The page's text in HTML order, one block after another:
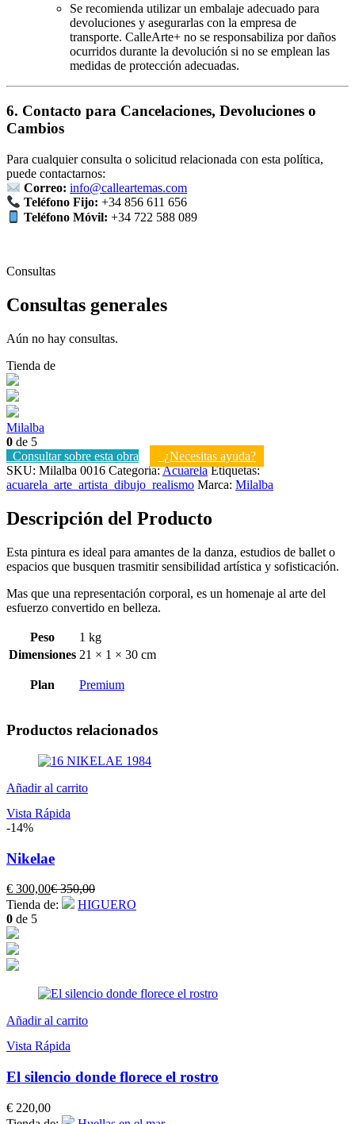
Se recomienda utilizar un embalaje adecuado para
devoluciones y asegurarlas con la empresa de
transporte. CalleArte+ no se responsabiliza por daños
ocurridos durante la devolución si no se emplean las
medidas de protección adecuadas.
6. Contacto para Cancelaciones, Devoluciones o
Cambios
Para cualquier consulta o solicitud relacionada con esta política,
puede contactarnos:
Correo: info@calleartemas.com
Teléfono Fijo: +34 856 611 656
Teléfono Móvil: +34 722 588 089
Consultas
Consultas generales
Aún no hay consultas.
Tienda de
Milalba
0 de 5
Consultar sobre esta obra
¿Necesitas ayuda?
SKU: Milalba 0016 Categoría:Acuarela Etiquetas:
acuarela_arte_ artista_ dibujo_ realismo Marca: Milalba
Descripción del Producto
Esta pintura es ideal para amantes de la danza, estudios de ballet o
espacios que busquen trasmitir sensibilidad artística y sofisticación.
Mas que una representación corporal, es un homenaje al arte del
esfuerzo convertido en belleza.
Peso
1 kg
Dimensiones 21 × 1 × 30 cm
Plan Premium
Productos relacionados
Añadir al carrito
Vista Rápida
-14%
Nikelae
€ 300,00El
precio
€350,00El
precio
Tienda de:
HIGUERO
0 de 5
Añadir al carrito
Vista Rápida
El silencio donde florece el rostro
€ 220,00